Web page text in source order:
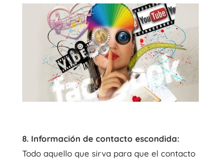
8. Información de contacto escondida:
Todo aquello que sirva para que el contacto